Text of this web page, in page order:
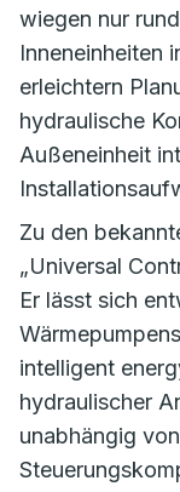
wiegen nur
Inneneinheiten
erleichtern
hydraulische
Außeneinheit
Zu den
„Universal
Er lässt sich
intelligent
hydraulischer
unabhängig